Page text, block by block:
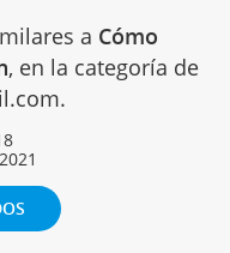
a Cómo
, en la categoría de